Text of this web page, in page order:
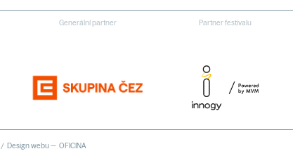
Generální partner Partner festivalu
/ Design webu — OFICINA